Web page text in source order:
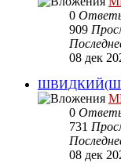
0
909
08 дек
0
731
08 дек